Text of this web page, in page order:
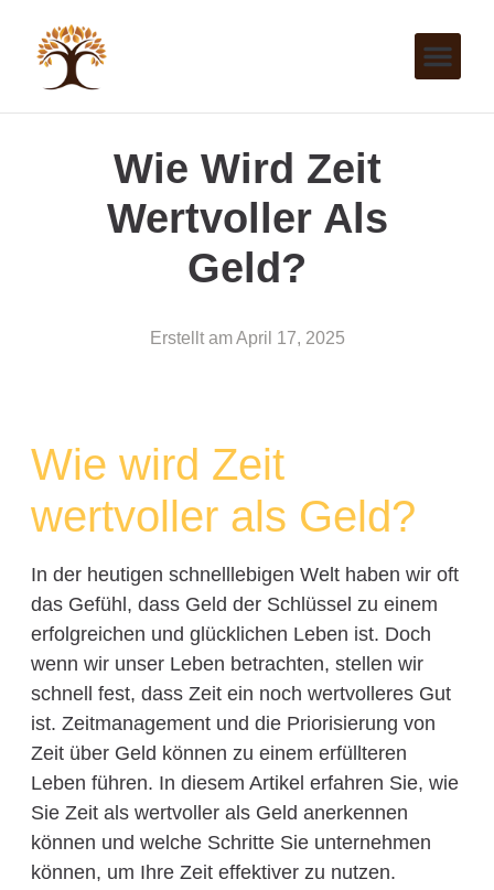
Wie Wird Zeit
Wertvoller Als
Geld?
Erstellt am April 17, 2025
Wie wird Zeit
wertvoller als Geld?
In der heutigen schnelllebigen Welt haben wir oft
das Gefühl, dass Geld der Schlüssel zu einem
erfolgreichen und glücklichen Leben ist. Doch
wenn wir unser Leben betrachten, stellen wir
schnell fest, dass Zeit ein noch wertvolleres Gut
ist. Zeitmanagement und die Priorisierung von
Zeit über Geld können zu einem erfüllteren
Leben führen. In diesem Artikel erfahren Sie, wie
Sie Zeit als wertvoller als Geld anerkennen
können und welche Schritte Sie unternehmen
können, um Ihre Zeit effektiver zu nutzen.